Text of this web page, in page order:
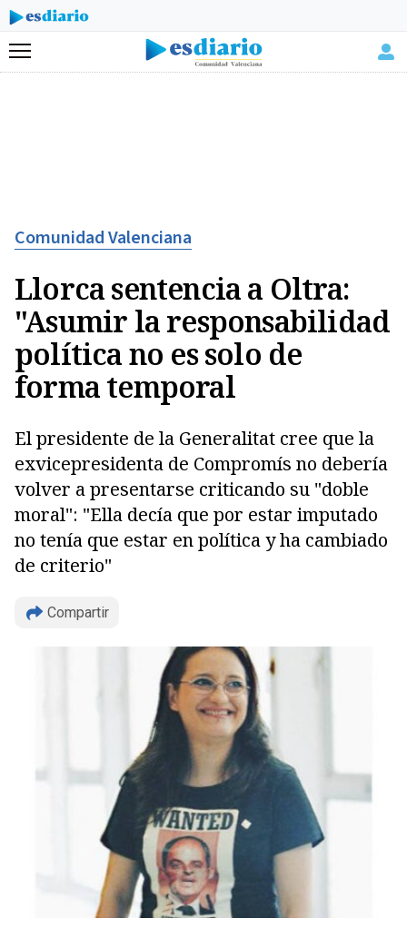
Menú
Comunidad Valenciana
Llorca sentencia a Oltra:
"Asumir la responsabilidad
política no es solo de
forma temporal
El presidente de la Generalitat cree que la
exvicepresidenta de Compromís no debería
volver a presentarse criticando su "doble
moral": "Ella decía que por estar imputado
no tenía que estar en política y ha cambiado
de criterio"
Compartir
Copiar